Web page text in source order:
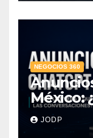
NEGOCIOS 360
México:
pasará
JODP